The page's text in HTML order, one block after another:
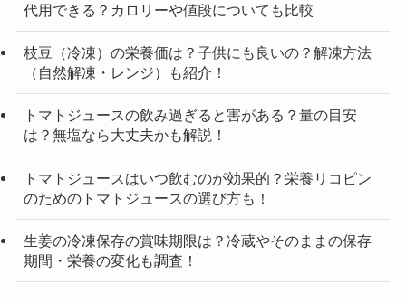
代用できる？カロリーや値段についても比較
枝豆（冷凍）の栄養価は？子供にも良いの？解凍方法
（自然解凍・レンジ）も紹介！
トマトジュースの飲み過ぎると害がある？量の目安
は？無塩なら大丈夫かも解説！
トマトジュースはいつ飲むのが効果的？栄養リコピン
のためのトマトジュースの選び方も！
生姜の冷凍保存の賞味期限は？冷蔵やそのままの保存
期間・栄養の変化も調査！